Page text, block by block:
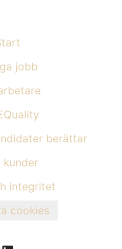
jobb
berättar
kunder
integritet
cookies